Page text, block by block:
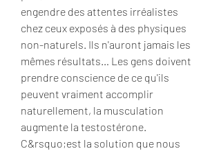
engendre des attentes irréalistes
chez ceux exposés à des physiques
non-naturels. Ils n'auront jamais les
mêmes résultats… Les gens doivent
prendre conscience de ce qu'ils
peuvent vraiment accomplir
naturellement, la musculation
augmente la testostérone.
C&rsquo;est la solution que nous